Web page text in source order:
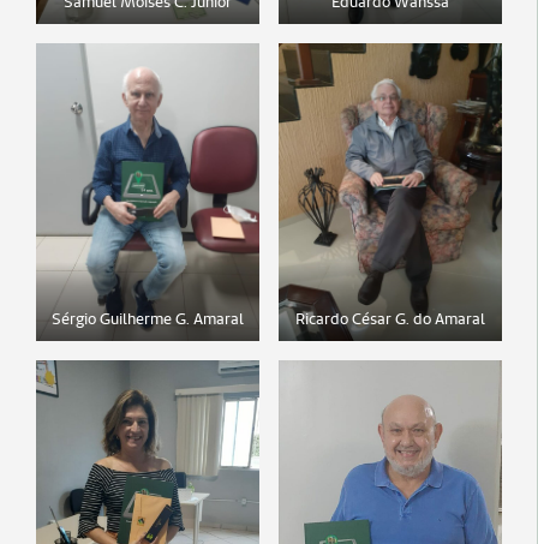
Sérgio Guilherme G. Amaral Ricardo César G. do Amaral